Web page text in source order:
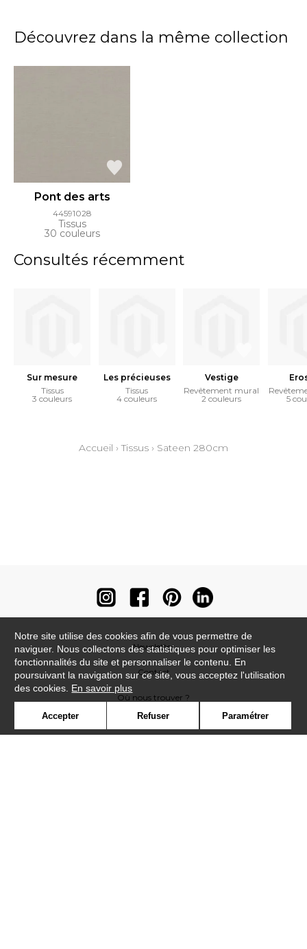
Découvrez dans la même collection
Pont des arts
44591028
Tissus
30 couleurs
Consultés récemment
Sur mesure
Tissus
3 couleurs
Les précieuses
Tissus
4 couleurs
Vestige
Revêtement mural
2 couleurs
5
Accueil ›Tissus › Sateen 280cm
Newsletter
Contact
Où nous trouver ?
Notre site utilise des cookies afin de vous permettre de
naviguer. Nous collectons des statistiques pour optimiser les
fonctionnalités du site et personnaliser le contenu. En
poursuivant la navigation sur ce site, vous acceptez l'utilisation
des cookies. En savoir plus
Accepter Refuser Paramétrer